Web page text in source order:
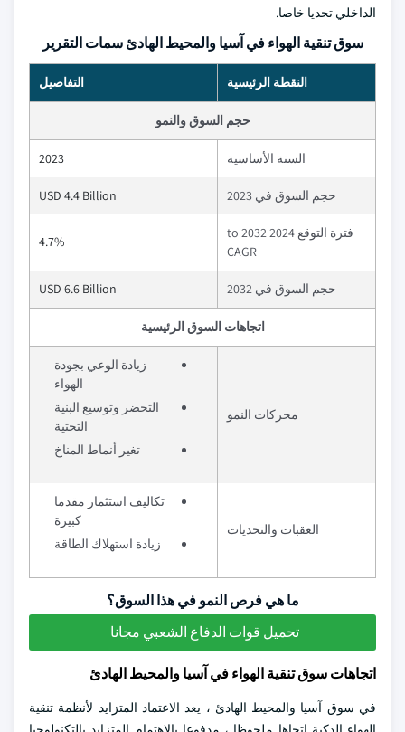
الداخلي تحديا خاصا.
سوق تنقية الهواء في آسيا والمحيط الهادئ سمات التقرير
النقطة الرئيسية التفاصيل
حجم السوق والنمو
السنة الأساسية 2023
حجم السوق في 2023 USD 4.4 Billion
فترة التوقع 2024 to 2032
CAGR
4.7%
حجم السوق في 2032 USD 6.6 Billion
اتجاهات السوق الرئيسية
محركات النمو
زيادة الوعي بجودة
الهواء
التحضر وتوسيع البنية
التحتية
تغير أنماط المناخ
العقبات والتحديات
تكاليف استثمار مقدما
كبيرة
زيادة استهلاك الطاقة
ما هي فرص النمو في هذا السوق؟
تحميل قوات الدفاع الشعبي مجانا
اتجاهات سوق تنقية الهواء في آسيا والمحيط الهادئ
في سوق آسيا والمحيط الهادئ ، يعد الاعتماد المتزايد لأنظمة تنقية